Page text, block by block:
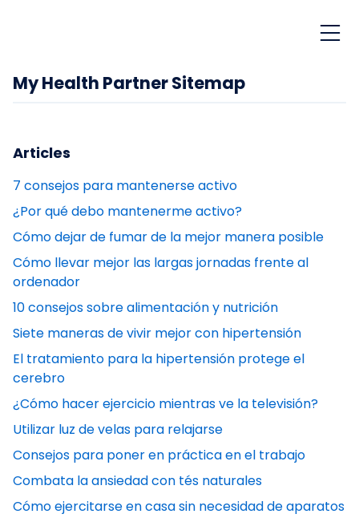
My Health Partner Sitemap
Articles
7 consejos para mantenerse activo
¿Por qué debo mantenerme activo?
Cómo dejar de fumar de la mejor manera posible
Cómo llevar mejor las largas jornadas frente al
ordenador
10 consejos sobre alimentación y nutrición
Siete maneras de vivir mejor con hipertensión
El tratamiento para la hipertensión protege el
cerebro
¿Cómo hacer ejercicio mientras ve la televisión?
Utilizar luz de velas para relajarse
Consejos para poner en práctica en el trabajo
Combata la ansiedad con tés naturales
Cómo ejercitarse en casa sin necesidad de aparatos